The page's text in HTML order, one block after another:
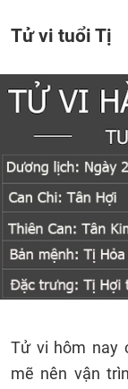
Tử vi tuổi Tị
Tử vi hôm nay
mẽ nên vận